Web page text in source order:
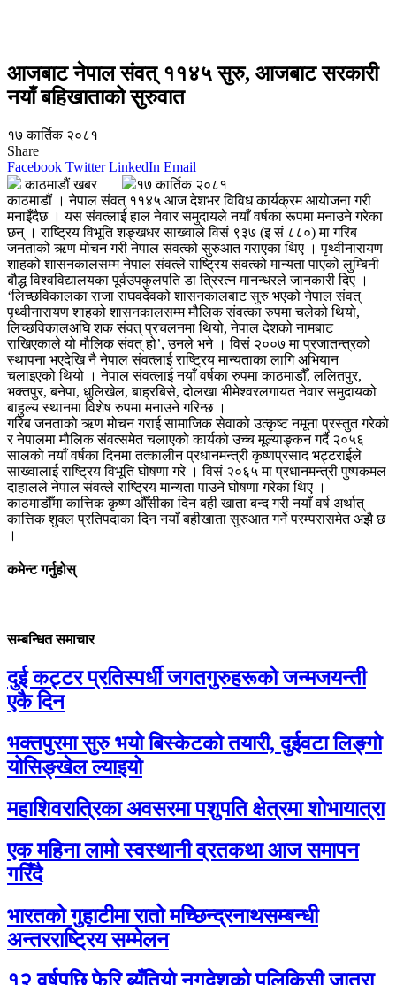
आजबाट नेपाल संवत् ११४५ सुरु, आजबाट सरकारी
नयाँ बहिखाताको सुरुवात
१७ कार्तिक २०८१
Share
Facebook Twitter LinkedIn Email
काठमाडौं खबर
१७ कार्तिक २०८१
काठमाडौं । नेपाल संवत् ११४५ आज देशभर विविध कार्यक्रम आयोजना गरी
मनाइँदैछ । यस संवत्लाई हाल नेवार समुदायले नयाँ वर्षका रूपमा मनाउने गरेका
छन् । राष्ट्रिय विभूति शङ्खधर साख्वाले विसं ९३७ (इ सं ८८०) मा गरिब
जनताको ऋण मोचन गरी नेपाल संवत्को सुरुआत गराएका थिए । पृथ्वीनारायण
शाहको शासनकालसम्म नेपाल संवत्ले राष्ट्रिय संवत्को मान्यता पाएको लुम्बिनी
बौद्ध विश्वविद्यालयका पूर्वउपकुलपति डा त्रिरत्न मानन्धरले जानकारी दिए ।
‘लिच्छविकालका राजा राघवदेवको शासनकालबाट सुरु भएको नेपाल संवत्
पृथ्वीनारायण शाहको शासनकालसम्म मौलिक संवत्का रुपमा चलेको थियो,
लिच्छविकालअघि शक संवत् प्रचलनमा थियो, नेपाल देशको नामबाट
राखिएकाले यो मौलिक संवत् हो’, उनले भने । विसं २००७ मा प्रजातन्त्रको
स्थापना भएदेखि नै नेपाल संवत्लाई राष्ट्रिय मान्यताका लागि अभियान
चलाइएको थियो । नेपाल संवत्लाई नयाँ वर्षका रुपमा काठमाडौँ, ललितपुर,
भक्तपुर, बनेपा, धुलिखेल, बाह्रबिसे, दोलखा भीमेश्वरलगायत नेवार समुदायको
बाहुल्य स्थानमा विशेष रुपमा मनाउने गरिन्छ ।
गरिब जनताको ऋण मोचन गराई सामाजिक सेवाको उत्कृष्ट नमूना प्रस्तुत गरेको
र नेपालमा मौलिक संवत्समेत चलाएको कार्यको उच्च मूल्याङ्कन गर्दै २०५६
सालको नयाँ वर्षका दिनमा तत्कालीन प्रधानमन्त्री कृष्णप्रसाद भट्टराईले
साख्वालाई राष्ट्रिय विभूति घोषणा गरे । विसं २०६५ मा प्रधानमन्त्री पुष्पकमल
दाहालले नेपाल संवत्ले राष्ट्रिय मान्यता पाउने घोषणा गरेका थिए ।
काठमाडौँमा कात्तिक कृष्ण औँसीका दिन बही खाता बन्द गरी नयाँ वर्ष अर्थात्
कात्तिक शुक्ल प्रतिपदाका दिन नयाँ बहीखाता सुरुआत गर्ने परम्परासमेत अझै छ
।
कमेन्ट गर्नुहोस्
सम्बन्धित समाचार
दुई कट्टर प्रतिस्पर्धी जगतगुरुहरूको जन्मजयन्ती
एकै दिन
भक्तपुरमा सुरु भयो बिस्केटको तयारी, दुईवटा लिङ्गो
योसिङ्खेल ल्याइयो
महाशिवरात्रिका अवसरमा पशुपति क्षेत्रमा शोभायात्रा
एक महिना लामो स्वस्थानी व्रतकथा आज समापन
गरिँदै
भारतको गुहाटीमा रातो मच्छिन्द्रनाथसम्बन्धी
अन्तरराष्ट्रिय सम्मेलन